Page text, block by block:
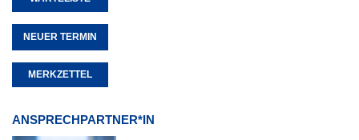
NEUER TERMIN
MERKZETTEL
ANSPRECHPARTNER*IN